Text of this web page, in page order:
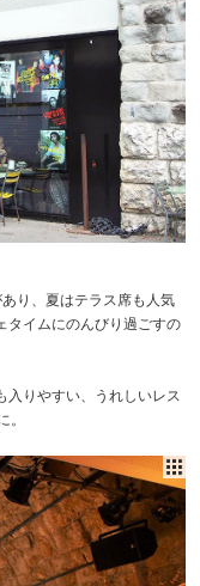
り、夏はテラス席も人気
タイムにのんびり過ごすの
りやすい、うれしいレス
。